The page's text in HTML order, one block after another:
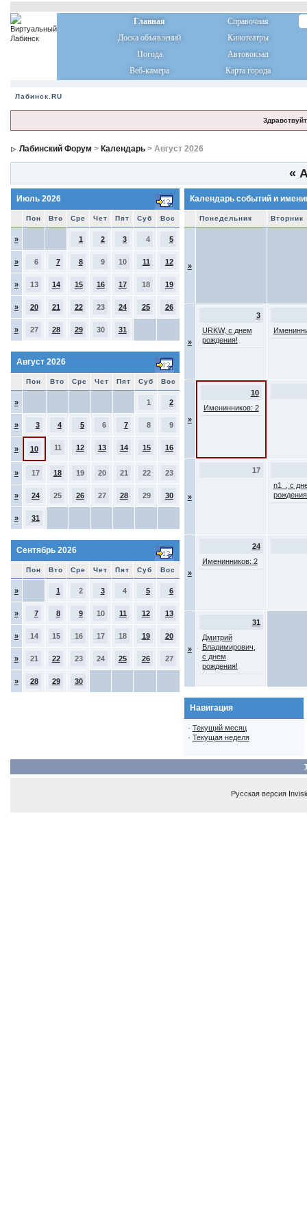
Главная
Справочная
Доска объявлений
Кинотеатры
Погода
Автовокзал
Веб-камера
Карта города
Лабинск.RU
Лабинский Форум > Календарь> Август 2026
«
Июль 2026
Пон Вто Сре Чет Пят Суб Вос
» 1 2 3 4 5
» 6 7 8 9 10 11 12
» 13 14 15 16 17 18 19
» 20 21 22 23 24 25 26
» 27 28 29 30 31
Август 2026
Пон Вто Сре Чет Пят Суб Вос
» 1 2
» 3 4 5 6 7 8 9
» 10 11 12 13 14 15 16
» 17 18 19 20 21 22 23
» 24 25 26 27 28 29 30
» 31
Сентябрь 2026
Пон Вто Сре Чет Пят Суб Вос
» 1 2 3 4 5 6
» 7 8 9 10 11 12 13
» 14 15 16 17 18 19 20
» 21 22 23 24 25 26 27
» 28 29 30
Календарь событий и
Понедельник Вторник
»
»
3
URKW, с днем
рождения!
»
10
Именинников: 2
»
17
n1_, с
»
24
Именинников: 2
»
31
Дмитрий
Владимирович,
с днем
рождения!
Навигация
· Текущий месяц
· Текущая неделя
Русская версия